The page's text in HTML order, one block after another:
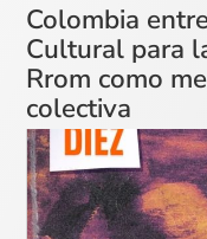
Colombia
Cultural para
Rrom como
colectiva